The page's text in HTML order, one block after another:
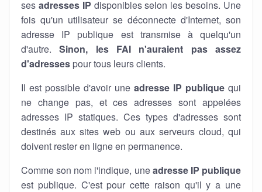
ses adresses IP disponibles selon les besoins. Une
fois qu'un utilisateur se déconnecte d'Internet, son
adresse IP publique est transmise à quelqu'un
d'autre.Sinon, les FAI n'auraient pas assez
d'adresses pour tous leurs clients.
Il est possible d'avoir une adresse IP publique qui
ne change pas, et ces adresses sont appelées
adresses IP statiques. Ces types d'adresses sont
destinés aux sites web ou aux serveurs cloud, qui
doivent rester en ligne en permanence.
Comme son nom l'indique, uneadresse IP publique
est publique. C'est pour cette raison qu'il y a une